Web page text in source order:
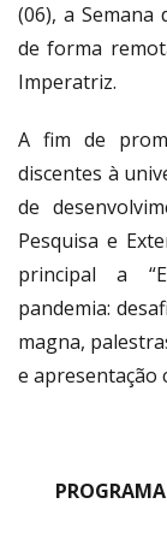
(06), a Semana
de forma
Imperatriz.
A fim de
discentes à
de
Pesquisa e
principal a
pandemia:
magna,
e apresentação